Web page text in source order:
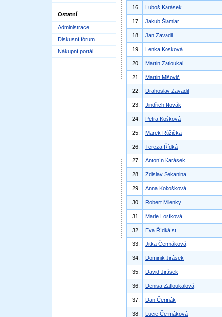
Ostatní
Administrace
Diskusní fórum
Nákupní portál
16. Luboš Karásek
17. Jakub Šlamiar
18. Jan Zavadil
19. Lenka Kosková
20. Martin Zatloukal
21. Martin Mišovič
22. Drahoslav Zavadil
23. Jindřich Novák
24. Petra Košková
25. Marek Růžička
26. Tereza Řídká
27. Antonín Karásek
28. Zdislav Sekanina
29. Anna Kokošková
30. Robert Milenky
31. Marie Losíková
32. Eva Řídká st
33. Jitka Čermáková
34. Dominik Jirásek
35. David Jirásek
36. Denisa Zatloukalová
37. Dan Čermák
38. Lucie Čermáková